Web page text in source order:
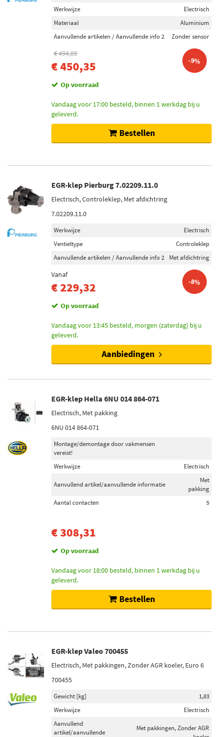
Werkwijze
Electrisch
Materiaal
Aluminium
Aanvullende artikelen / Aanvullende info 2
Zonder sensor
€ 494,89
€ 450,35 -9%
Op voorraad
Vandaag voor 17:00 besteld, binnen 1 werkdag bij u
geleverd.
Bestellen
EGR-klep Pierburg 7.02209.11.0
Electrisch, Controleklep, Met afdichtring
7.02209.11.0
Werkwijze
Electrisch
Ventieltype
Controleklep
Aanvullende artikelen / Aanvullende info 2
Met afdichtring
Vanaf
€ 229,32 -8%
Op voorraad
Vandaag voor 13:45 besteld, morgen (zaterdag) bij u
geleverd.
Aanbiedingen
EGR-klep Hella 6NU 014 864-071
Electrisch, Met pakking
6NU 014 864-071
Montage/demontage door vakmensen
vereist!
Werkwijze
Electrisch
Aanvullend artikel/aanvullende informatie
Met
pakking
Aantal contacten
5
€ 308,31
Op voorraad
Vandaag voor 18:00 besteld, binnen 1 werkdag bij u
geleverd.
Bestellen
EGR-klep Valeo 700455
Electrisch, Met pakkingen, Zonder AGR koeler, Euro 6
700455
Gewicht [kg]
1,83
Werkwijze
Electrisch
Aanvullend
artikel/aanvullende
Met pakkingen, Zonder AGR